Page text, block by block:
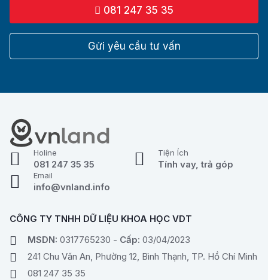
081 247 35 35
Gửi yêu cầu tư vấn
Holine
081 247 35 35
Tiện Ích
Tính vay, trả góp
Email
info@vnland.info
CÔNG TY TNHH DỮ LIỆU KHOA HỌC VDT
MSDN: 0317765230 - Cấp: 03/04/2023
241 Chu Văn An, Phường 12, Bình Thạnh, TP. Hồ Chí Minh
081 247 35 35